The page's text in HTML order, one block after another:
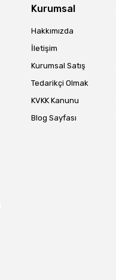
Kurumsal
Hakkımızda
İletişim
Kurumsal Satış
Tedarikçi Olmak
KVKK Kanunu
Blog Sayfası